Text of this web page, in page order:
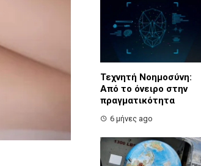
Τεχνητή Νοημοσύνη:
Από το όνειρο στην
πραγματικότητα
6 μήνες ago